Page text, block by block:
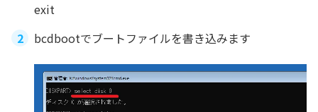
exit
bcdbootでブートファイルを書き込みます